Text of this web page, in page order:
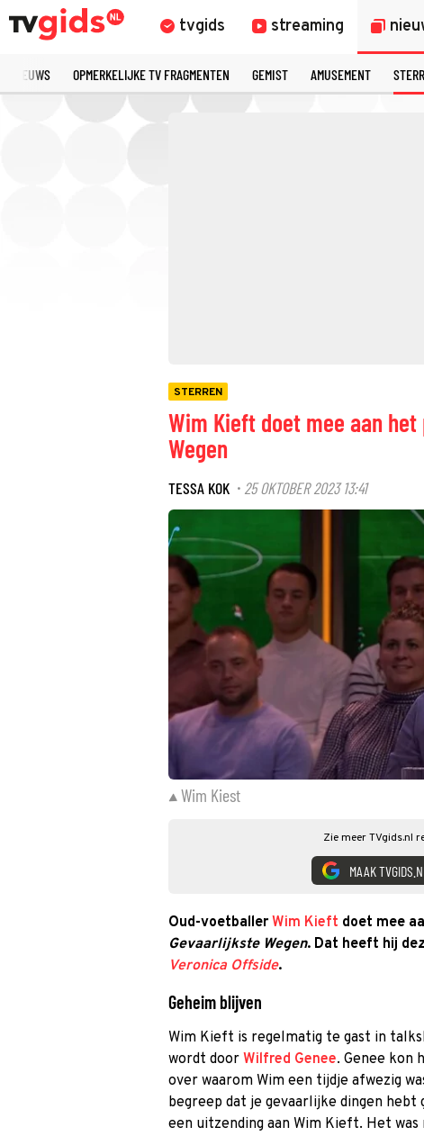
tvgids streaming
NIEUWS OPMERKELIJKE TV FRAGMENTEN GEMIST AMUSEMENT
STERREN
Wim Kieft doet mee aan
Wegen
TESSA KOK · 25 OKTOBER 2023 13:41
Wim Kiest
Zie meer TVgids.nl
MAAK
Oud-voetballer Wim Kieft doet mee
Gevaarlijkste Wegen. Dat heeft hij
Veronica Offside.
Geheim blijven
Wim Kieft is regelmatig te gast in
wordt door Wilfred Genee. Genee kon
over waarom Wim een tijdje afwezig
begreep dat je gevaarlijke dingen hebt
een uitzending aan Wim Kieft. Het